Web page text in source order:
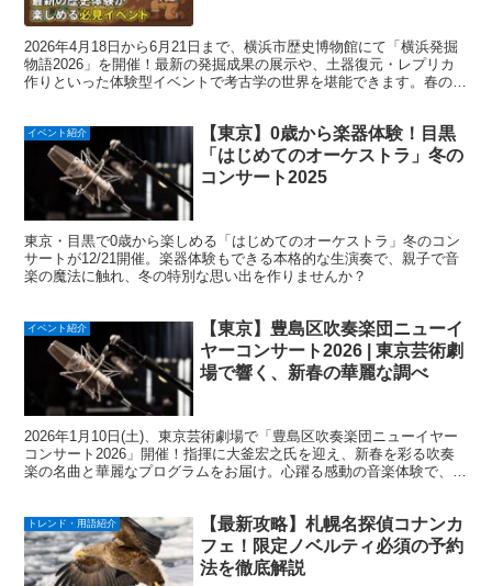
2026年4月18日から6月21日まで、横浜市歴史博物館にて「横浜発掘
物語2026」を開催！最新の発掘成果の展示や、土器復元・レプリカ
作りといった体験型イベントで考古学の世界を堪能できます。春の旅
イベント紹介
【東京】0歳から楽器体験！目黒
「はじめてのオーケストラ」冬の
コンサート2025
東京・目黒で0歳から楽しめる「はじめてのオーケストラ」冬のコン
サートが12/21開催。楽器体験もできる本格的な生演奏で、親子で音
楽の魔法に触れ、冬の特別な思い出を作りませんか？
イベント紹介
【東京】豊島区吹奏楽団ニューイ
ヤーコンサート2026 | 東京芸術劇
場で響く、新春の華麗な調べ
2026年1月10日(土)、東京芸術劇場で「豊島区吹奏楽団ニューイヤー
コンサート2026」開催！指揮に大釜宏之氏を迎え、新春を彩る吹奏
楽の名曲と華麗なプログラムをお届け。心躍る感動の音楽体験で、新
トレンド・用語紹介
【最新攻略】札幌名探偵コナンカ
フェ！限定ノベルティ必須の予約
法を徹底解説